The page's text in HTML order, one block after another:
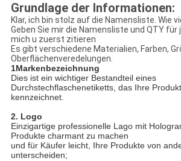
Grundlage der Informationen:
Klar, ich bin stolz auf die Namensliste. Wie
Geben Sie mir die Namensliste und QTY für
mich u zuerst zitieren
Es gibt verschiedene Materialien, Farben,
Oberflächenveredelungen.
1Markenbezeichnung
Dies ist ein wichtiger Bestandteil eines
Durchstechflaschenetiketts, das Ihre
kennzeichnet.
2. Logo
Einzigartige professionelle Lago mit
Produkte charmant zu machen
und für Käufer leicht, Ihre Produkte von
unterscheiden;